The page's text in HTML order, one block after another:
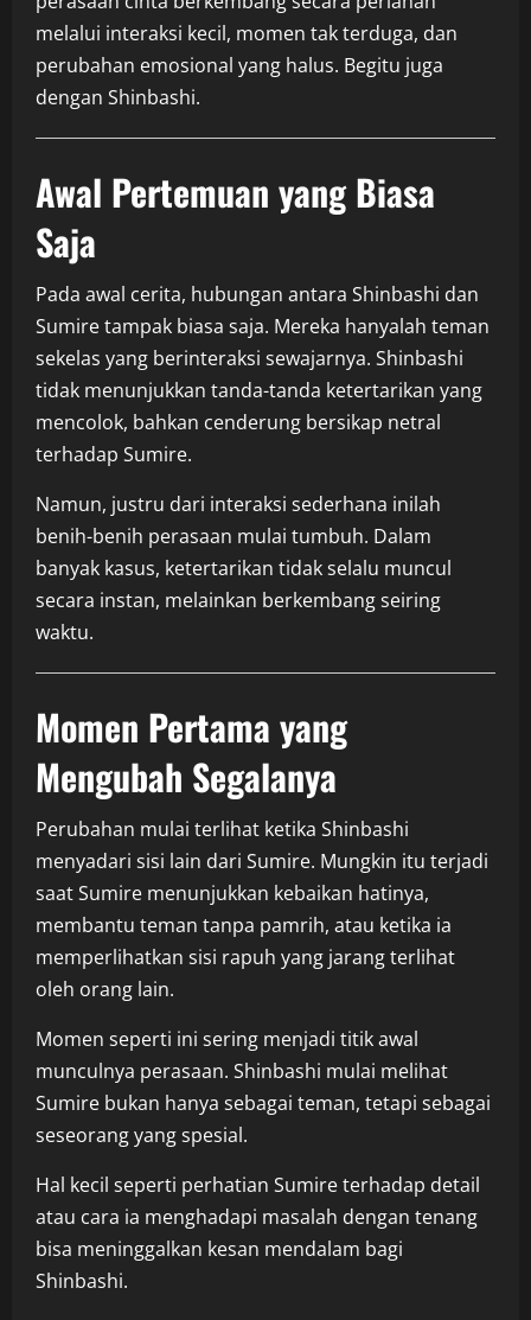
melalui interaksi kecil, momen tak terduga, dan
perubahan emosional yang halus. Begitu juga
dengan Shinbashi.
Awal Pertemuan yang Biasa
Saja
Pada awal cerita, hubungan antara Shinbashi dan
Sumire tampak biasa saja. Mereka hanyalah teman
sekelas yang berinteraksi sewajarnya. Shinbashi
tidak menunjukkan tanda-tanda ketertarikan yang
mencolok, bahkan cenderung bersikap netral
terhadap Sumire.
Namun, justru dari interaksi sederhana inilah
benih-benih perasaan mulai tumbuh. Dalam
banyak kasus, ketertarikan tidak selalu muncul
secara instan, melainkan berkembang seiring
waktu.
Momen Pertama yang
Mengubah Segalanya
Perubahan mulai terlihat ketika Shinbashi
menyadari sisi lain dari Sumire. Mungkin itu terjadi
saat Sumire menunjukkan kebaikan hatinya,
membantu teman tanpa pamrih, atau ketika ia
memperlihatkan sisi rapuh yang jarang terlihat
oleh orang lain.
Momen seperti ini sering menjadi titik awal
munculnya perasaan. Shinbashi mulai melihat
Sumire bukan hanya sebagai teman, tetapi sebagai
seseorang yang spesial.
Hal kecil seperti perhatian Sumire terhadap detail
atau cara ia menghadapi masalah dengan tenang
bisa meninggalkan kesan mendalam bagi
Shinbashi.